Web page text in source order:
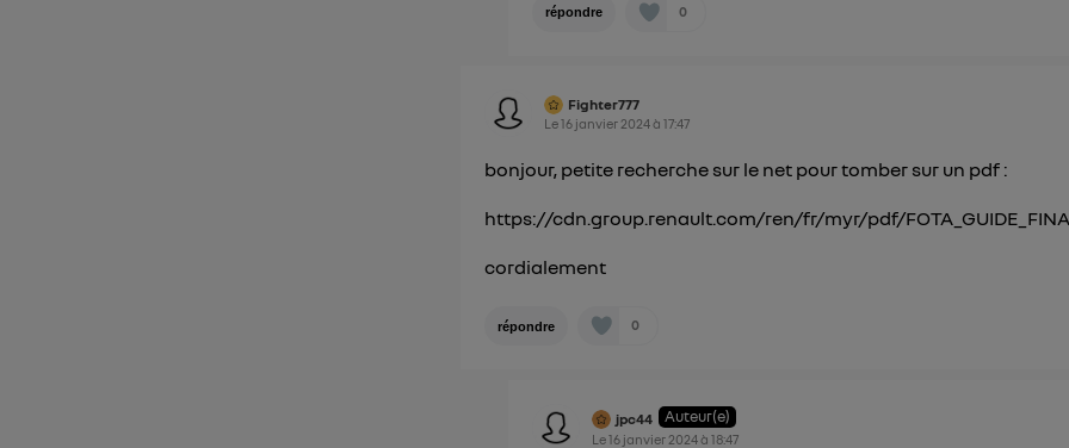
répondre 0
Fighter777
Le16 janvier 2024à17:47
bonjour, petite recherche sur le net pour tomber sur un pdf :
https://cdn.group.renault.com/ren/fr/myr/pdf/
cordialement
répondre 0
jpc44 Auteur(e)
Le16 janvier 2024à18:47